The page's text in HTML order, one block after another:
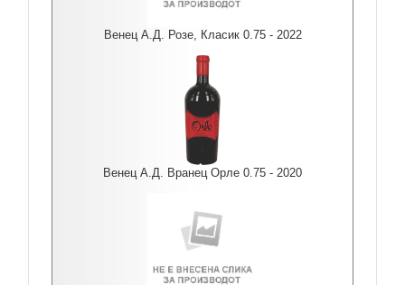
Венец А.Д. Розе, Класик 0.75 - 2022
Венец А.Д. Вранец Орле 0.75 - 2020